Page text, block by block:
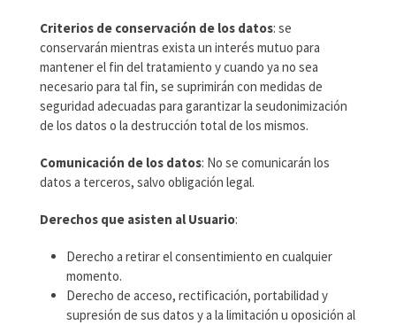
Criterios de conservación de los datos: se
conservarán mientras exista un interés mutuo para
mantener el fin del tratamiento y cuando ya no sea
necesario para tal fin, se suprimirán con medidas de
seguridad adecuadas para garantizar la seudonimización
de los datos o la destrucción total de los mismos.
Comunicación de los datos: No se comunicarán los
datos a terceros, salvo obligación legal.
Derechos que asisten al Usuario:
Derecho a retirar el consentimiento en cualquier
momento.
Derecho de acceso, rectificación, portabilidad y
supresión de sus datos y a la limitación u oposición al